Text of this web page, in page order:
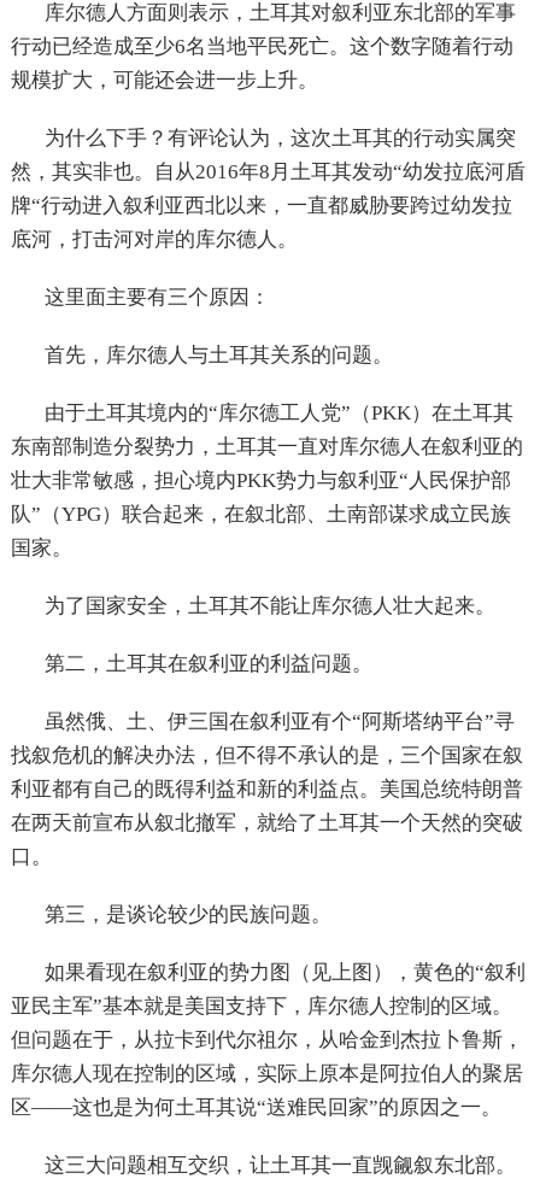
库尔德人方面则表示，土耳其对叙利亚东北部的军事
行动已经造成至少6名当地平民死亡。这个数字随着行动
规模扩大，可能还会进一步上升。
为什么下手？有评论认为，这次土耳其的行动实属突
然，其实非也。自从2016年8月土耳其发动“幼发拉底河盾
牌“行动进入叙利亚西北以来，一直都威胁要跨过幼发拉
底河，打击河对岸的库尔德人。
这里面主要有三个原因：
首先，库尔德人与土耳其关系的问题。
由于土耳其境内的“库尔德工人党”（PKK）在土耳其
东南部制造分裂势力，土耳其一直对库尔德人在叙利亚的
壮大非常敏感，担心境内PKK势力与叙利亚“人民保护部
队”（YPG）联合起来，在叙北部、土南部谋求成立民族
国家。
为了国家安全，土耳其不能让库尔德人壮大起来。
第二，土耳其在叙利亚的利益问题。
虽然俄、土、伊三国在叙利亚有个“阿斯塔纳平台”寻
找叙危机的解决办法，但不得不承认的是，三个国家在叙
利亚都有自己的既得利益和新的利益点。美国总统特朗普
在两天前宣布从叙北撤军，就给了土耳其一个天然的突破
口。
第三，是谈论较少的民族问题。
如果看现在叙利亚的势力图（见上图），黄色的“叙利
亚民主军”基本就是美国支持下，库尔德人控制的区域。
但问题在于，从拉卡到代尔祖尔，从哈金到杰拉卜鲁斯，
库尔德人现在控制的区域，实际上原本是阿拉伯人的聚居
区——这也是为何土耳其说“送难民回家”的原因之一。
这三大问题相互交织，让土耳其一直觊觎叙东北部。